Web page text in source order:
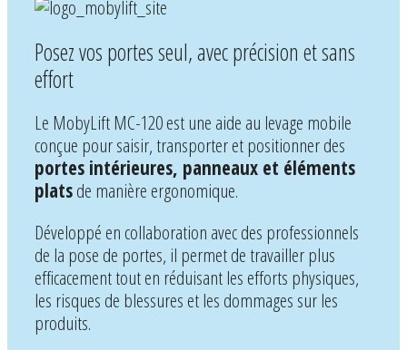
Posez vos portes seul, avec précision et sans
effort
Le MobyLift MC-120 est une aide au levage mobile
conçue pour saisir, transporter et positionner des
portes intérieures, panneaux et éléments
platsde manière ergonomique.
Développé en collaboration avec des professionnels
de la pose de portes, il permet de travailler plus
efficacement tout en réduisant les efforts physiques,
les risques de blessures et les dommages sur les
produits.